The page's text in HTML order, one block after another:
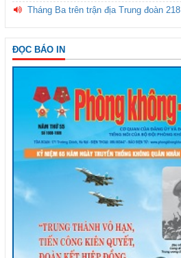
Tháng Ba trên trận địa Trung đoàn 218
ĐỌC BÁO IN